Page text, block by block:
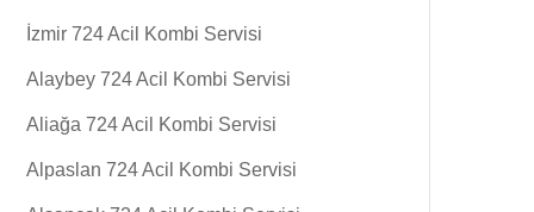
İzmir 724 Acil Kombi Servisi
Alaybey 724 Acil Kombi Servisi
Aliağa 724 Acil Kombi Servisi
Alpaslan 724 Acil Kombi Servisi